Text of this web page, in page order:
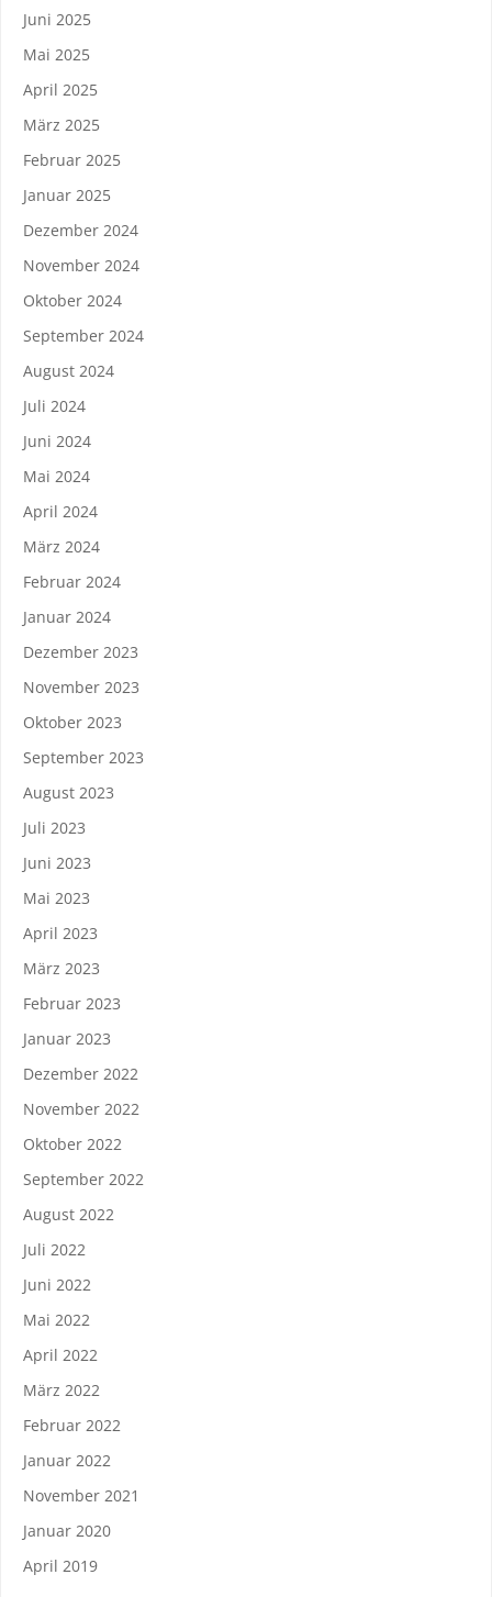
Juni 2025
Mai 2025
April 2025
März 2025
Februar 2025
Januar 2025
Dezember 2024
November 2024
Oktober 2024
September 2024
August 2024
Juli 2024
Juni 2024
Mai 2024
April 2024
März 2024
Februar 2024
Januar 2024
Dezember 2023
November 2023
Oktober 2023
September 2023
August 2023
Juli 2023
Juni 2023
Mai 2023
April 2023
März 2023
Februar 2023
Januar 2023
Dezember 2022
November 2022
Oktober 2022
September 2022
August 2022
Juli 2022
Juni 2022
Mai 2022
April 2022
März 2022
Februar 2022
Januar 2022
November 2021
Januar 2020
April 2019